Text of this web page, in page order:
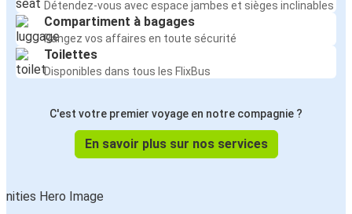
Détendez-vous avec espace jambes et sièges inclinables
Compartiment à bagages
Rangez vos affaires en toute sécurité
Toilettes
Disponibles dans tous les FlixBus
C'est votre premier voyage en notre compagnie ?
En savoir plus sur nos services